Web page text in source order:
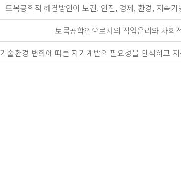
토목공학적 해결방안이 보건, 안전, 경제, 환경, 지속
토목공학인으로서의 직업윤리와 사회
기술환경 변화에 따른 자기계발의 필요성을 인식하고